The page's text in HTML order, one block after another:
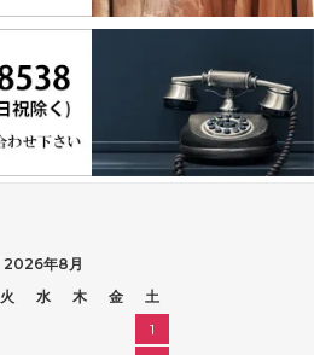
2026年8月
火 水 木 金
土
1